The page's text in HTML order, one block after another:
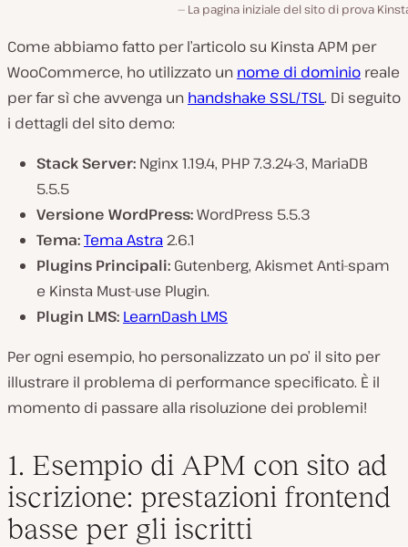
La pagina iniziale del sito di prova
Come abbiamo fatto per l’articolo su Kinsta APM per
WooCommerce, ho utilizzato un nome di dominio reale
per far sì che avvenga un handshake SSL/TSL. Di seguito
i dettagli del sito demo:
Stack Server: Nginx 1.19.4, PHP 7.3.24-3, MariaDB
5.5.5
Versione WordPress:WordPress 5.5.3
Tema:Tema Astra2.6.1
Plugins Principali: Gutenberg, Akismet Anti-spam
e Kinsta Must-use Plugin.
Plugin LMS: LearnDash LMS
Per ogni esempio, ho personalizzato un po’ il sito per
illustrare il problema di performance specificato. È il
momento di passare alla risoluzione dei problemi!
1. Esempio di APM con sito ad
iscrizione: prestazioni frontend
basse per gli iscritti